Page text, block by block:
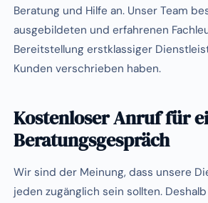
Beratung und Hilfe an. Unser Team
ausgebildeten und erfahrenen
Bereitstellung erstklassiger
Kunden verschrieben haben.
Kostenloser Anruf für
Beratungsgespräch
Wir sind der Meinung, dass unsere
jeden zugänglich sein sollten.